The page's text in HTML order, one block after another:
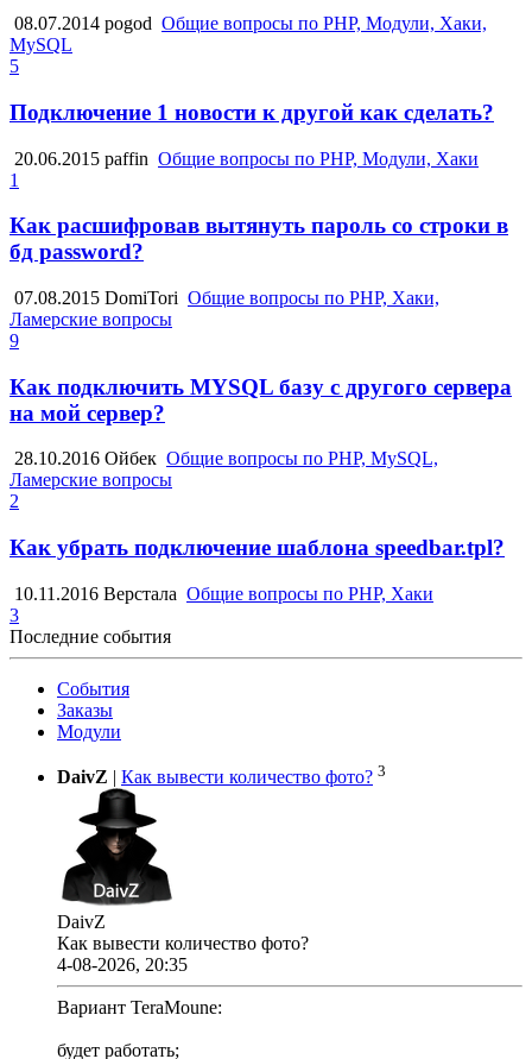
08.07.2014 pogod Общие вопросы по PHP, Модули, Хаки,
MySQL
5
Подключение 1 новости к другой как сделать?
20.06.2015 paffin Общие вопросы по PHP, Модули, Хаки
1
Как расшифровав вытянуть пароль со строки в
бд password?
07.08.2015 DomiTori Общие вопросы по PHP, Хаки,
Ламерские вопросы
9
Как подключить MYSQL базу с другого сервера
на мой сервер?
28.10.2016 Ойбек Общие вопросы по PHP, MySQL,
Ламерские вопросы
2
Как убрать подключение шаблона speedbar.tpl?
10.11.2016 Верстала Общие вопросы по PHP, Хаки
3
Последние события
События
Заказы
Модули
DaivZ | Как вывести количество фото? 3
DaivZ
Как вывести количество фото?
4-08-2026, 20:35
Вариант TeraMoune:
будет работать;